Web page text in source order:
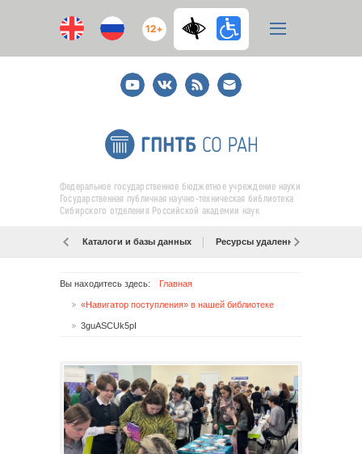
12+
YoutubeВКонтакте
RSS
E-
mail
подписка
Федеральное государственное бюджетное учреждение науки
Государственная публичная научно-техническая библиотека
Сибирского отделения Российской академии наук
Каталоги и базы данных Ресурсы удаленного доступа
Вы находитесь здесь: Главная
«Навигатор поступления» в нашей библиотеке
3guASCUk5pI